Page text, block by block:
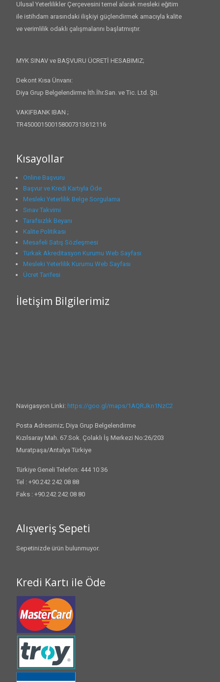
Ulusal Yeterlilikler Çerçevesini temel alarak mesleki eğitim
ile istihdam arasındaki ilişkiyi güçlendirmek amacıyla kalite
ve verimlilik odaklı çalışmalarını başlatmıştır.
MYK SINAV ve BAŞVURU ÜCRETİ HESABIMIZ;
Dekont Kısa Ünvanı:
Diya Grup Belgelendirme İth.İhr.San. ve Tic. Ltd. Şti.
VAKIFBANK IBAN ;
TR450001500158007313612116
Kısayollar
Online Başvuru
Başvur ve Kredi Kartıyla Öde
Mesleki Yeterlilik Belge Sorgulama
Sınav Takvimi
Tarafsızlık Beyanı
Kalite Politikası
Mesafeli Satış Sözleşmesi
Türkak Akreditasyon Kurumu Web Sayfası
Mesleki Yeterlilik Kurumu Web Sayfası
Ücret Tarifesi
İletişim Bilgilerimiz
Navigasyon Linki: https://goo.gl/maps/1AQRJkn1NzC2
Posta Adresimiz; Diya Grup Belgelendirme
Kızılsaray Mah. 67.Sok. Çolaklı İş Merkezi No:26/203
Muratpaşa/Antalya Türkiye
Türkiye Geneli Telefon: 444 10 36
Tel : +90.242 242 08 88
Faks : +90.242 242 08 80
Alışveriş Sepeti
Sepetinizde ürün bulunmuyor.
Kredi Kartı ile Öde